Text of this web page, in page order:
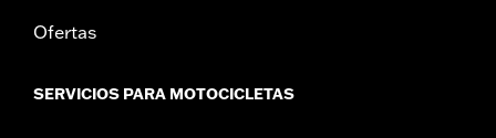
Ofertas
SERVICIOS PARA MOTOCICLETAS